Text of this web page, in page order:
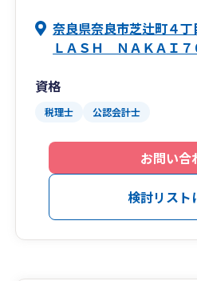
奈良県奈良市芝辻町４
ＬＡＳＨ ＮＡＫＡＩ７
資格
税理士 公認会計士
お問い合
検討リスト